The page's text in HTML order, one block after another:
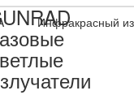
Инфракрасный